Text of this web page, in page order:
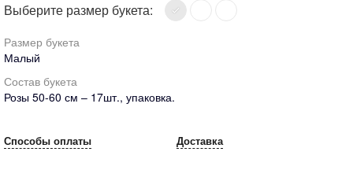
Выберите размер букета:
Размер букета
Малый
Состав букета
Розы 50-60 см – 17шт., упаковка.
Способы оплаты Доставка